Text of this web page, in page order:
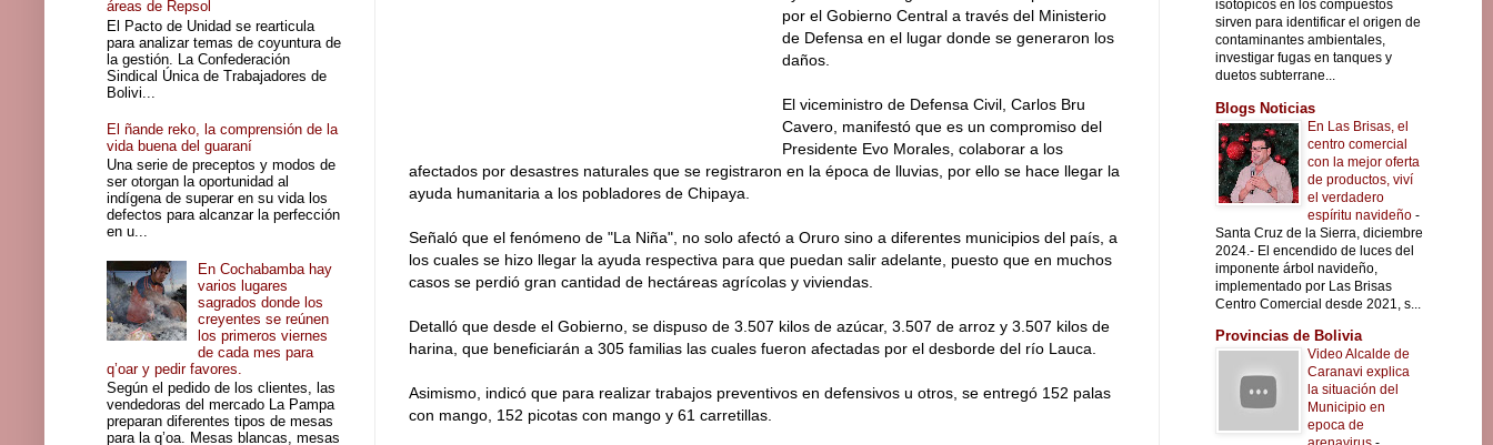
por el Gobierno Central a través del Ministerio
de Defensa en el lugar donde se generaron los
daños.
El viceministro de Defensa Civil, Carlos Bru
Cavero, manifestó que es un compromiso del
Presidente Evo Morales, colaborar a los
afectados por desastres naturales que se registraron en la época de lluvias, por ello se hace llegar la
ayuda humanitaria a los pobladores de Chipaya.
Señaló que el fenómeno de "La Niña", no solo afectó a Oruro sino a diferentes municipios del país, a
los cuales se hizo llegar la ayuda respectiva para que puedan salir adelante, puesto que en muchos
casos se perdió gran cantidad de hectáreas agrícolas y viviendas.
Detalló que desde el Gobierno, se dispuso de 3.507 kilos de azúcar, 3.507 de arroz y 3.507 kilos de
harina, que beneficiarán a 305 familias las cuales fueron afectadas por el desborde del río Lauca.
Asimismo, indicó que para realizar trabajos preventivos en defensivos u otros, se entregó 152 palas
con mango, 152 picotas con mango y 61 carretillas.
áreas de Repsol
El Pacto de Unidad se rearticula
para analizar temas de coyuntura de
la gestión. La Confederación
Sindical Única de Trabajadores de
Bolivi...
El ñande reko, la comprensión de la
vida buena del guaraní
Una serie de preceptos y modos de
ser otorgan la oportunidad al
indígena de superar en su vida los
defectos para alcanzar la perfección
en u...
En Cochabamba hay
varios lugares
sagrados donde los
creyentes se reúnen
los primeros viernes
de cada mes para
q’oar y pedir favores.
Según el pedido de los clientes, las
vendedoras del mercado La Pampa
preparan diferentes tipos de mesas
para la q’oa. Mesas blancas, mesas
isotópicos en los compuestos
sirven para identificar el origen de
contaminantes ambientales,
investigar fugas en tanques y
duetos subterrane...
Blogs Noticias
En Las Brisas, el
centro comercial
con la mejor oferta
de productos, viví
el verdadero
espíritu navideño -
Santa Cruz de la Sierra, diciembre
2024.- El encendido de luces del
imponente árbol navideño,
implementado por Las Brisas
Centro Comercial desde 2021, s...
Provincias de Bolivia
Video Alcalde de
Caranavi explica
la situación del
Municipio en
epoca de